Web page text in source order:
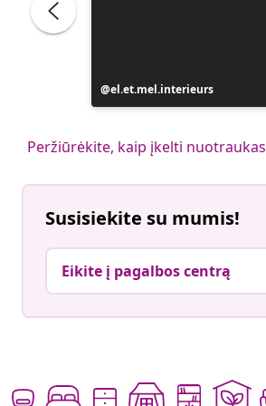
Įrašą
paskelbė
el.et.mel.interieurs
Peržiūrėkite, kaip įkelti nuotraukas
Susisiekite su mumis!
Eikite į pagalbos centrą